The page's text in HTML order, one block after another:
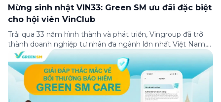
Mừng sinh nhật VIN33: Green SM ưu đãi đặc biệt
cho hội viên VinClub
Trải qua 33 năm hình thành và phát triển, Vingroup đã trở
thành doanh nghiệp tư nhân đa ngành lớn nhất Việt Nam,
lọt Top 30 doanh nghiệp lớn nhất Đông Nam Á theo bảng
xếp hạng của Tạp chí Fortune (Mỹ). Nhân kỷ niệm 33 năm
thành lập (8/8/1993 đến 8/8/2026), Green SM trân […]